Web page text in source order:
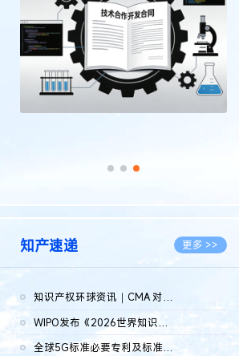
传统文化 更多 >>
知产速递 更多 >>
知识产权环球资讯｜CMA 对微软发起调查；批量搬运二手平台数据构...
WIPO发布《2026世界知识产权报告》 含报告全文
全球5G标准必要专利及标准提案研究报告（2026年）全文发布